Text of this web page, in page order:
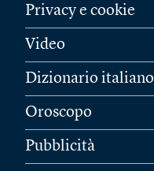
Privacy e cookie
Video
Dizionario italiano
Oroscopo
Pubblicità